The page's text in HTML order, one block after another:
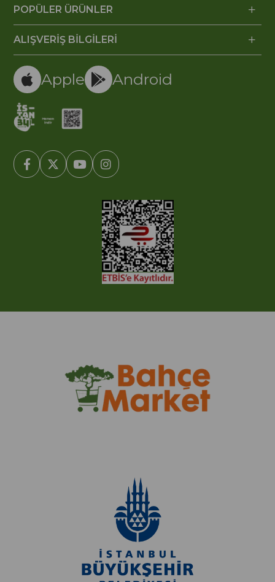
POPÜLER ÜRÜNLER
ALIŞVERİŞ BİLGİLERİ
Apple Android